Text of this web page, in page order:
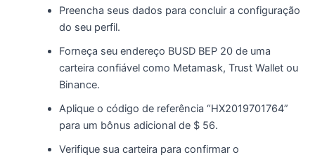
Preencha seus dados para concluir a configuração
do seu perfil.
Forneça seu endereço BUSD BEP 20 de uma
carteira confiável como Metamask, Trust Wallet ou
Binance.
Aplique o código de referência “HX2019701764”
para um bônus adicional de $ 56.
Verifique sua carteira para confirmar o